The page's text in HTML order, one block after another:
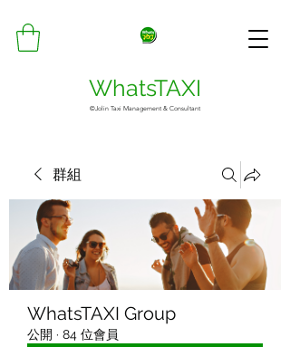
WhatsTAXI
©Jolin Taxi Management & Consultant
群組
WhatsTAXI Group
公開 · 84 位會員